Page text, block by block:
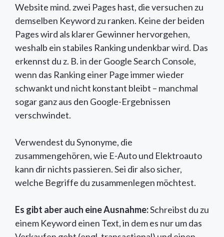
Website mind. zwei Pages hast, die versuchen zu
demselben Keyword zu ranken. Keine der beiden
Pages wird als klarer Gewinner hervorgehen,
weshalb ein stabiles Ranking undenkbar wird. Das
erkennst du z. B. in der Google Search Console,
wenn das Ranking einer Page immer wieder
schwankt und nicht konstant bleibt – manchmal
sogar ganz aus den Google-Ergebnissen
verschwindet.
Verwendest du Synonyme, die
zusammengehören, wie E-Auto und Elektroauto
kann dir nichts passieren. Sei dir also sicher,
welche Begriffe du zusammenlegen möchtest.
Es gibt aber auch eine Ausnahme:Schreibst du zu
einem Keyword einen Text, in dem es nur um das